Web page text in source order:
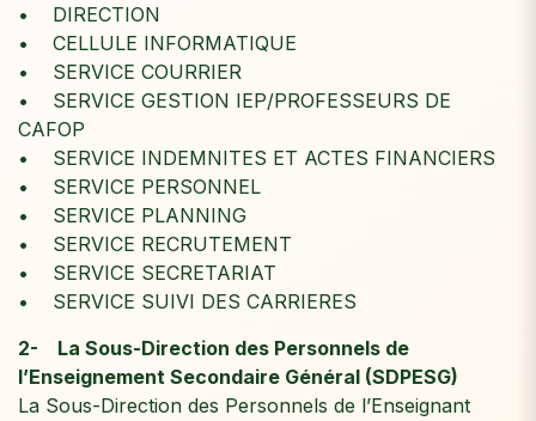
• DIRECTION
• CELLULE INFORMATIQUE
• SERVICE COURRIER
• SERVICE GESTION IEP/PROFESSEURS DE
CAFOP
• SERVICE INDEMNITES ET ACTES FINANCIERS
• SERVICE PERSONNEL
• SERVICE PLANNING
• SERVICE RECRUTEMENT
• SERVICE SECRETARIAT
• SERVICE SUIVI DES CARRIERES
2- La Sous-Direction des Personnels de
l’Enseignement Secondaire Général (SDPESG)
La Sous-Direction des Personnels de l’Enseignant